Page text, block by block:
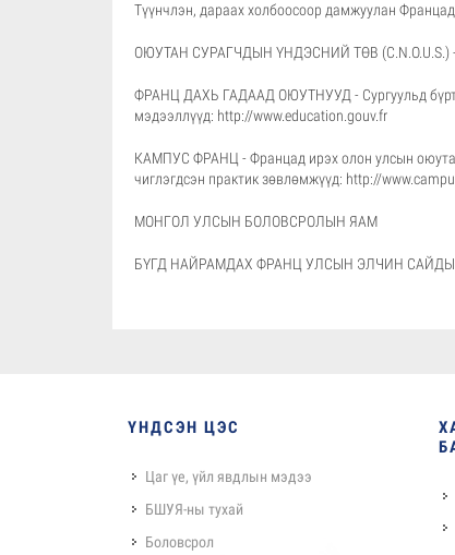
Түүнчлэн, дараах холбоосоор дамжуулан
ОЮУТАН СУРАГЧДЫН ҮНДЭСНИЙ ТӨВ (C.N.O.U.S.) -
ФРАНЦ ДАХЬ ГАДААД ОЮУТНУУД - Сургуульд
мэдээллүүд: http://www.education.gouv.fr
КАМПУС ФРАНЦ - Францад ирэх олон улсын
чиглэгдсэн практик зөвлөмжүүд: http://
МОНГОЛ УЛСЫН БОЛОВСРОЛЫН ЯАМ
БҮГД НАЙРАМДАХ ФРАНЦ УЛСЫН ЭЛЧИН
ҮНДСЭН ЦЭС
Цаг үе, үйл явдлын мэдээ
БШУЯ-ны тухай
Боловсрол